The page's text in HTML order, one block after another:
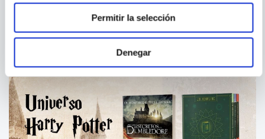
Permitir la selección
Denegar
COMPRAR